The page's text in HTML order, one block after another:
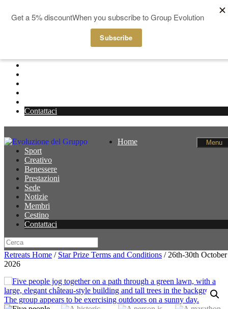
Home
Contattaci
Menu
Home
Sport
Creativo
Benessere
Prestazioni
Sede
Notizie
Membri
Cestino
Contattaci
Retreats Home / Star Prize Terms and Conditions / 26th-30th October
2026